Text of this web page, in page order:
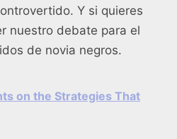
Y si quieres
nuestro debate para el
de novia negros.
on the Strategies That